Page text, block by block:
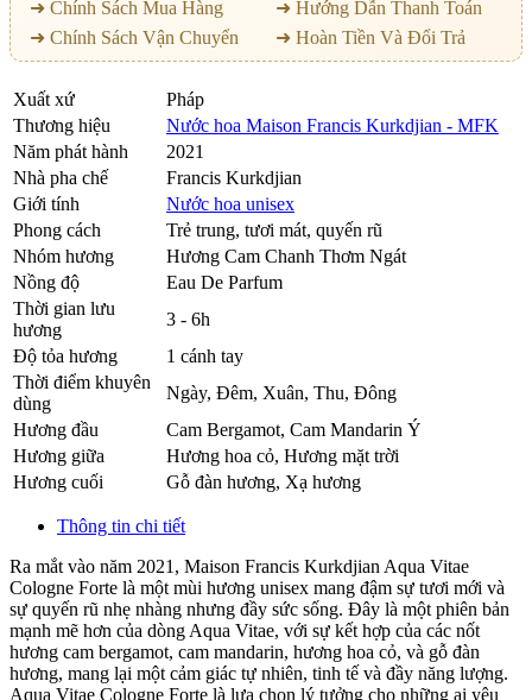
➜ Chính Sách Mua Hàng
➜ Hướng Dẫn Thanh Toán
➜ Chính Sách Vận Chuyển
➜ Hoàn Tiền Và Đổi Trả
Xuất xứ
Pháp
Thương hiệu
Nước hoa Maison Francis Kurkdjian - MFK
Năm phát hành
2021
Nhà pha chế
Francis Kurkdjian
Giới tính
Nước hoa unisex
Phong cách
Trẻ trung, tươi mát, quyến rũ
Nhóm hương
Hương Cam Chanh Thơm Ngát
Nồng độ
Eau De Parfum
Thời gian lưu
hương
3 - 6h
Độ tỏa hương
1 cánh tay
Thời điểm khuyên
dùng
Ngày, Đêm, Xuân, Thu, Đông
Hương đầu
Cam Bergamot, Cam Mandarin Ý
Hương giữa
Hương hoa cỏ, Hương mặt trời
Hương cuối
Gỗ đàn hương, Xạ hương
Thông tin chi tiết
Ra mắt vào năm 2021, Maison Francis Kurkdjian Aqua Vitae
Cologne Forte là một mùi hương unisex mang đậm sự tươi mới và
sự quyến rũ nhẹ nhàng nhưng đầy sức sống. Đây là một phiên bản
mạnh mẽ hơn của dòng Aqua Vitae, với sự kết hợp của các nốt
hương cam bergamot, cam mandarin, hương hoa cỏ, và gỗ đàn
hương, mang lại một cảm giác tự nhiên, tinh tế và đầy năng lượng.
Aqua Vitae Cologne Forte là lựa chọn lý tưởng cho những ai yêu